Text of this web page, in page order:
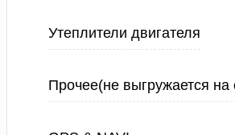
Утеплители двигателя
Прочее(не выгружается на